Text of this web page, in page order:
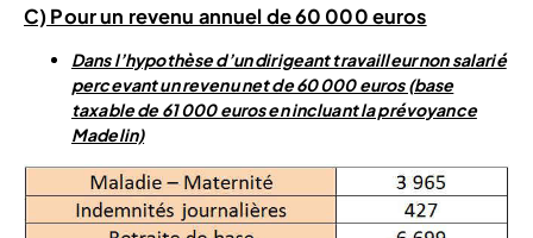
C) Pour un revenu annuel de 60 000 euros
Dans l’hypothèse d’un dirigeant travailleur non salarié
percevant un revenu net de 60 000 euros (base
taxable de 61 000 euros en incluant la prévoyance
Madelin)